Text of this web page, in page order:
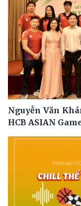
Nguyễn Văn
HCB ASIAN